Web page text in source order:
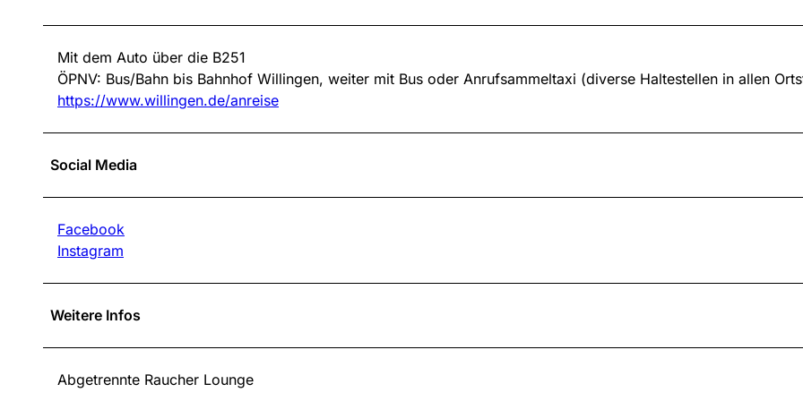
Mit dem Auto über die B251
ÖPNV: Bus/Bahn bis Bahnhof Willingen, weiter mit Bus oder Anrufsammeltaxi (diverse Haltestellen in allen
https://www.willingen.de/anreise
Social Media
Facebook
Instagram
Weitere Infos
Abgetrennte Raucher Lounge